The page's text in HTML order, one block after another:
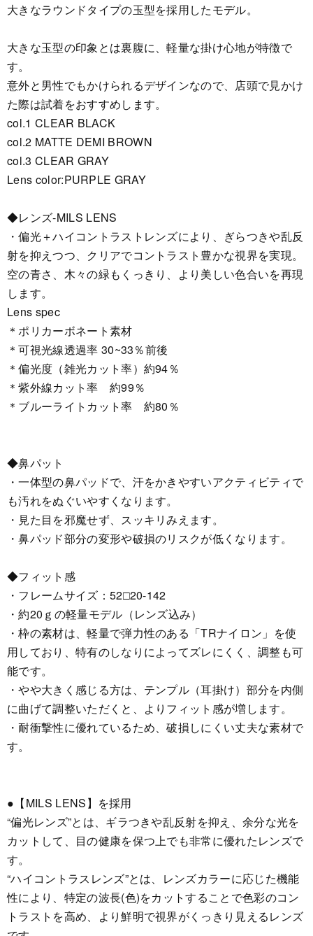
大きなラウンドタイプの玉型を採用したモデル。
大きな玉型の印象とは裏腹に、軽量な掛け心地が特徴で
す。
意外と男性でもかけられるデザインなので、店頭で見かけ
た際は試着をおすすめします。
col.1 CLEAR BLACK
col.2 MATTE DEMI BROWN
col.3 CLEAR GRAY
Lens color:PURPLE GRAY
◆レンズ-MILS LENS
・偏光＋ハイコントラストレンズにより、ぎらつきや乱反
射を抑えつつ、クリアでコントラスト豊かな視界を実現。
空の青さ、木々の緑もくっきり、より美しい色合いを再現
します。
Lens spec
＊ポリカーボネート素材
＊可視光線透過率 30~33％前後
＊偏光度（雑光カット率）約94％
＊紫外線カット率 約99％
＊ブルーライトカット率 約80％
◆鼻パット
・一体型の鼻パッドで、汗をかきやすいアクティビティで
も汚れをぬぐいやすくなります。
・見た目を邪魔せず、スッキリみえます。
・鼻パッド部分の変形や破損のリスクが低くなります。
◆フィット感
・フレームサイズ：52□20-142
・約20ｇの軽量モデル（レンズ込み）
・枠の素材は、軽量で弾力性のある「TRナイロン」を使
用しており、特有のしなりによってズレにくく、調整も可
能です。
・やや大きく感じる方は、テンプル（耳掛け）部分を内側
に曲げて調整いただくと、よりフィット感が増します。
・耐衝撃性に優れているため、破損しにくい丈夫な素材で
す。
●【MILS LENS】を採用
“偏光レンズ”とは、ギラつきや乱反射を抑え、余分な光を
カットして、目の健康を保つ上でも非常に優れたレンズで
す。
“ハイコントラスレンズ”とは、レンズカラーに応じた機能
性により、特定の波長(色)をカットすることで色彩のコン
トラストを高め、より鮮明で視界がくっきり見えるレンズ